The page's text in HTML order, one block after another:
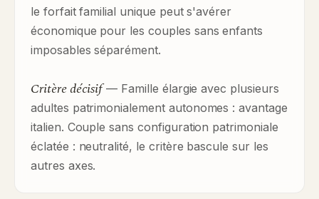
le forfait familial unique peut s'avérer
économique pour les couples sans enfants
imposables séparément.
Critère décisif— Famille élargie avec plusieurs
adultes patrimonialement autonomes : avantage
italien. Couple sans configuration patrimoniale
éclatée : neutralité, le critère bascule sur les
autres axes.